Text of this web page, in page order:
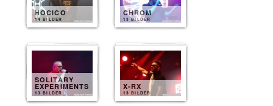
HOCICO
14 BILDER
CHROM
13 BILDER
SOLITARY
EXPERIMENTS
13 BILDER
X-RX
13 BILDER